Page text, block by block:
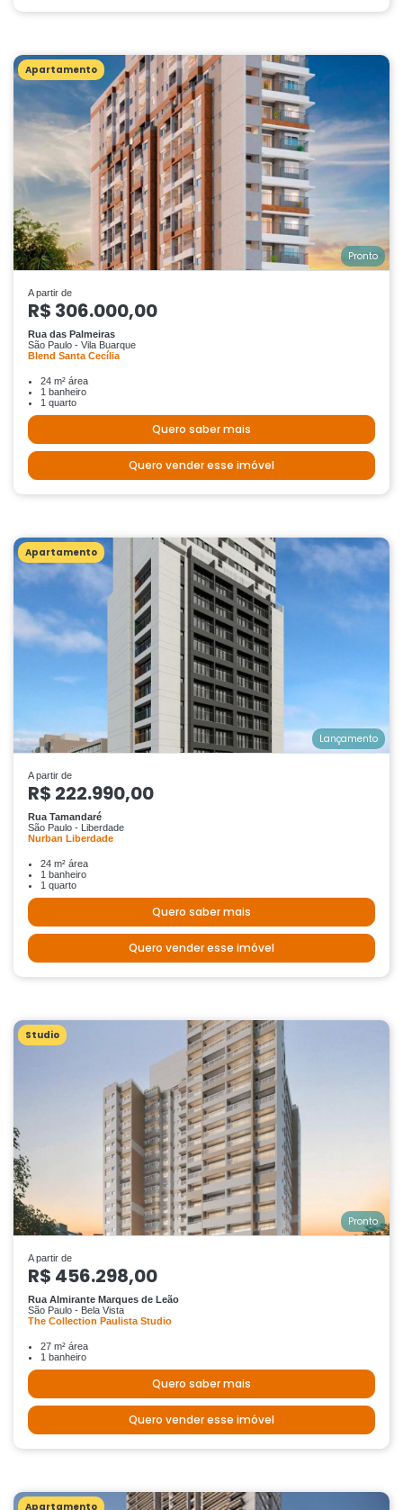
Apartamento
Pronto
A partir de
R$ 306.000,00
Rua das Palmeiras
São Paulo - Vila Buarque
Blend Santa Cecília
24 m² área
1 banheiro
1 quarto
Quero saber mais
Quero vender esse imóvel
Apartamento
Lançamento
A partir de
R$ 222.990,00
Rua Tamandaré
São Paulo - Liberdade
Nurban Liberdade
24 m² área
1 banheiro
1 quarto
Quero saber mais
Quero vender esse imóvel
Studio
Pronto
A partir de
R$ 456.298,00
Rua Almirante Marques de Leão
São Paulo - Bela Vista
The Collection Paulista Studio
27 m² área
1 banheiro
Quero saber mais
Quero vender esse imóvel
Apartamento